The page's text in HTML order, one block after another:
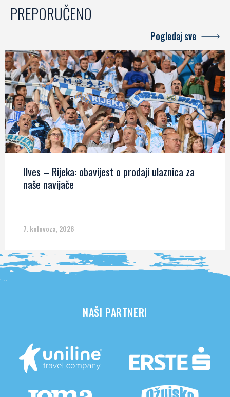
PREPORUČENO
Pogledaj sve
Ilves – Rijeka: obavijest o prodaji ulaznica za
naše navijače
7. kolovoza, 2026
NAŠI PARTNERI